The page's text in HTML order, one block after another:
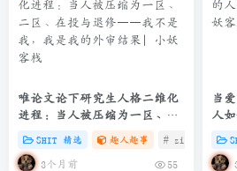
唯论文论下研究生人格二维化
进程：当人被压缩为一区、二
区、在投与退修——我不是
我，我是我的外审结果
SHIT 精选 趣人趣事 # zibll # C
3个月前 55
当
人